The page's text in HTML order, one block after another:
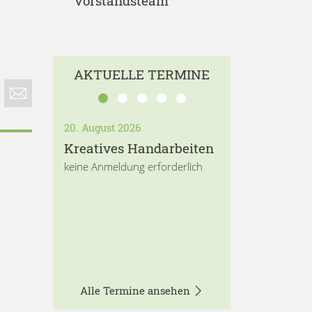
AKTUELLE TERMINE
20. August 2026
Kreatives Handarbeiten
keine Anmeldung erforderlich
Alle Termine ansehen